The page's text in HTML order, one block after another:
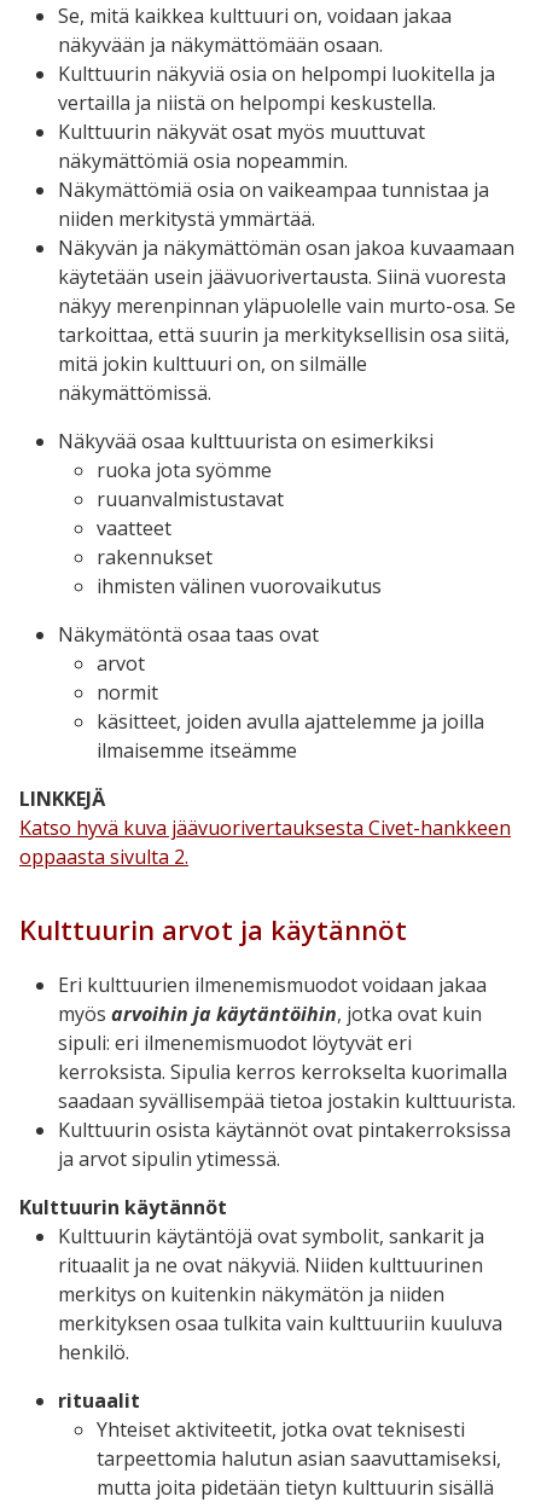
Se, mitä kaikkea kulttuuri on, voidaan jakaa
näkyvään ja näkymättömään osaan.
Kulttuurin näkyviä osia on helpompi luokitella ja
vertailla ja niistä on helpompi keskustella.
Kulttuurin näkyvät osat myös muuttuvat
näkymättömiä osia nopeammin.
Näkymättömiä osia on vaikeampaa tunnistaa ja
niiden merkitystä ymmärtää.
Näkyvän ja näkymättömän osan jakoa kuvaamaan
käytetään usein jäävuorivertausta. Siinä vuoresta
näkyy merenpinnan yläpuolelle vain murto-osa. Se
tarkoittaa, että suurin ja merkityksellisin osa siitä,
mitä jokin kulttuuri on, on silmälle
näkymättömissä.
Näkyvää osaa kulttuurista on esimerkiksi
ruoka jota syömme
ruuanvalmistustavat
vaatteet
rakennukset
ihmisten välinen vuorovaikutus
Näkymätöntä osaa taas ovat
arvot
normit
käsitteet, joiden avulla ajattelemme ja joilla
ilmaisemme itseämme
LINKKEJÄ
Katso hyvä kuva jäävuorivertauksesta Civet-hankkeen
oppaasta sivulta 2.
Kulttuurin arvot ja käytännöt
Eri kulttuurien ilmenemismuodot voidaan jakaa
myös arvoihin ja käytäntöihin, jotka ovat kuin
sipuli: eri ilmenemismuodot löytyvät eri
kerroksista. Sipulia kerros kerrokselta kuorimalla
saadaan syvällisempää tietoa jostakin kulttuurista.
Kulttuurin osista käytännöt ovat pintakerroksissa
ja arvot sipulin ytimessä.
Kulttuurin käytännöt
Kulttuurin käytäntöjä ovat symbolit, sankarit ja
rituaalit ja ne ovat näkyviä. Niiden kulttuurinen
merkitys on kuitenkin näkymätön ja niiden
merkityksen osaa tulkita vain kulttuuriin kuuluva
henkilö.
rituaalit
Yhteiset aktiviteetit, jotka ovat teknisesti
tarpeettomia halutun asian saavuttamiseksi,
mutta joita pidetään tietyn kulttuurin sisällä